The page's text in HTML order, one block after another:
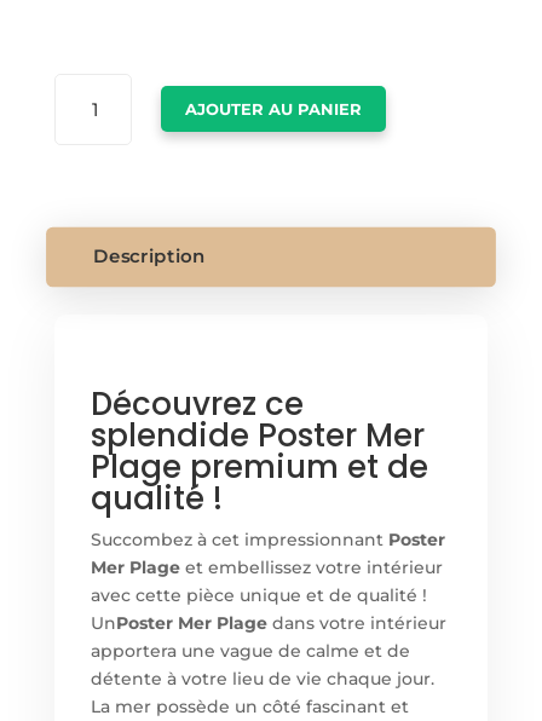
AJOUTER AU PANIER
Description
Découvrez ce
splendide Poster Mer
Plage premium et de
qualité !
Succombez à cet impressionnant Poster
Mer Plageet embellissez votre intérieur
avec cette pièce unique et de qualité !
UnPoster Mer Plagedans votre intérieur
apportera une vague de calme et de
détente à votre lieu de vie chaque jour.
La mer possède un côté fascinant et